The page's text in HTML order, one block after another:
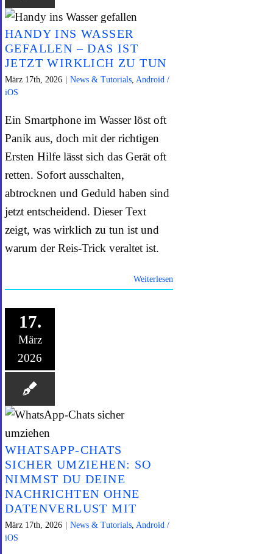
HANDY INS WASSER
GEFALLEN – DAS IST
JETZT WIRKLICH ZU TUN
März 17th, 2026 | News & Tutorials Android /
iOS
Ein Smartphone im Wasser löst oft
Panik aus, doch mit der richtigen
Ersten Hilfe lässt sich das Gerät oft
retten. Sofort ausschalten,
abtrocknen und Geduld haben sind
jetzt entscheidend. Dieser Text
zeigt, was wirklich zu tun ist und
warum der Reis-Trick veraltet ist.
Weiterlesen
17.
März
2026
WHATSAPP-CHATS
SICHER UMZIEHEN: SO
NIMMST DU DEINE
NACHRICHTEN OHNE
DATENVERLUST MIT
März 17th, 2026 | News & Tutorials Android /
iOS